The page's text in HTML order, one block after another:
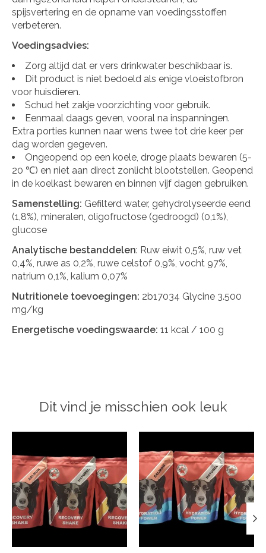
spijsvertering en de opname van voedingsstoffen
verbeteren.
Voedingsadvies:
Zorg altijd dat er vers drinkwater beschikbaar is.
Dit product is niet bedoeld als enige vloeistofbron
voor huisdieren.
Schud het zakje voorzichting voor gebruik.
Eenmaal daags geven, vooral na inspanningen.
Extra porties kunnen naar wens twee tot drie keer per
dag worden gegeven.
Ongeopend op een koele, droge plaats bewaren (5-
20 ℃) en niet aan direct zonlicht blootstellen. Geopend
in de koelkast bewaren en binnen vijf dagen gebruiken.
Samenstelling: Gefilterd water, gehydrolyseerde eend
(1,8%), mineralen, oligofructose (gedroogd) (0,1%),
glucose
Analytische bestanddelen: Ruw eiwit 0,5%, ruw vet
0,4%, ruwe as 0,2%, ruwe celstof 0,9%, vocht 97%,
natrium 0,1%, kalium 0,07%
Nutritionele toevoegingen: 2b17034 Glycine 3.500
mg/kg
Energetische voedingswaarde: 11 kcal / 100 g
Dit vind je misschien ook leuk